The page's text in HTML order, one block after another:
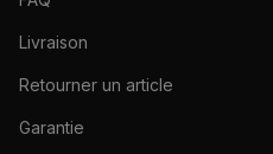
Livraison
Retourner un article
Garantie